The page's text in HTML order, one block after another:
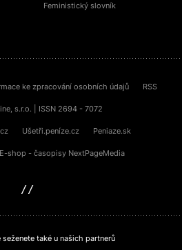
Feministický slovník
ke zpracování osobních údajů RSS
s.r.o. | ISSN 2694 - 7072
Ušetři.peníze.cz Peniaze.sk
E-shop - časopisy NextPageMedia
také u našich partnerů